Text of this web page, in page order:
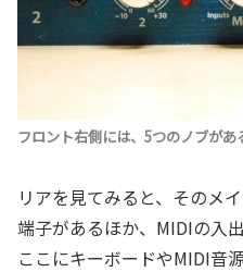
フロント右側には、5つのノブがあ
リアを見てみると、そのメ
端子があるほか、MIDIの入
ここにキーボードやMIDI音